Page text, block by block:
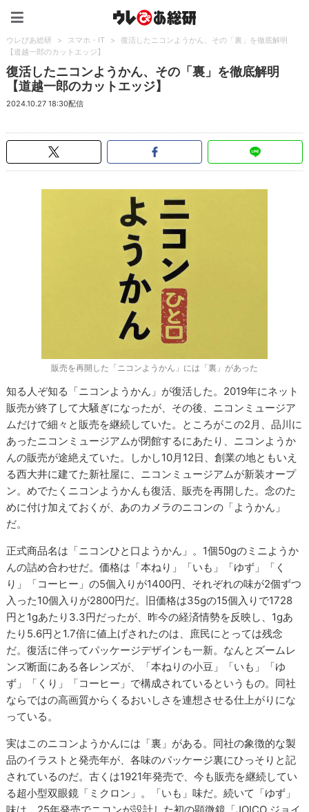
ウレぴあ総研 > スマホ・IT >
復活したニコンようかん、その「裏」を徹底解明
【道越一郎のカットエッジ】
復活したニコンようかん、その「裏」を徹底解明
【道越一郎のカットエッジ】
2024.10.27 18:30配信
販売を再開した「ニコンようかん」には「裏」があった
知る人ぞ知る「ニコンようかん」が復活した。2019年にネット
販売が終了して大騒ぎになったが、その後、ニコンミュージア
ムだけで細々と販売を継続していた。ところがこの2月、品川に
あったニコンミュージアムが閉館するにあたり、ニコンようか
んの販売が途絶えていた。しかし10月12日、創業の地ともいえ
る西大井に建てた新社屋に、ニコンミュージアムが新装オープ
ン。めでたくニコンようかんも復活、販売を再開した。念のた
めに付け加えておくが、あのカメラのニコンの「ようかん」
だ。
正式商品名は「ニコンひと口ようかん」。1個50gのミニようか
んの詰め合わせだ。価格は「本ねり」「いも」「ゆず」「く
り」「コーヒー」の5個入りが1400円、それぞれの味が2個ずつ
入った10個入りが2800円だ。旧価格は35gの15個入りで1728
円と1gあたり3.3円だったが、昨今の経済情勢を反映し、1gあ
たり5.6円と1.7倍に値上げされたのは、庶民にとっては残念
だ。復活に伴ってパッケージデザインも一新。なんとズームレ
ンズ断面にある各レンズが、「本ねりの小豆」「いも」「ゆ
ず」「くり」「コーヒー」で構成されているというもの。同社
ならではの高画質からくるおいしさを連想させる仕上がりにな
っている。
実はこのニコンようかんには「裏」がある。同社の象徴的な製
品のイラストと発売年が、各味のパッケージ裏にひっそりと記
されているのだ。古くは1921年発売で、今も販売を継続してい
る超小型双眼鏡「ミクロン」。「いも」味だ。続いて「ゆず」